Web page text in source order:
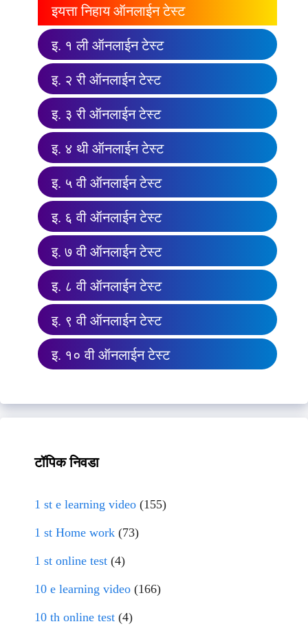
इयत्ता निहाय ऑनलाईन टेस्ट
इ. १ ली ऑनलाईन टेस्ट
इ. २ री ऑनलाईन टेस्ट
इ. ३ री ऑनलाईन टेस्ट
इ. ४ थी ऑनलाईन टेस्ट
इ. ५ वी ऑनलाईन टेस्ट
इ. ६ वी ऑनलाईन टेस्ट
इ. ७ वी ऑनलाईन टेस्ट
इ. ८ वी ऑनलाईन टेस्ट
इ. ९ वी ऑनलाईन टेस्ट
इ. १० वी ऑनलाईन टेस्ट
टॉपिक निवडा
1 st e learning video (155)
1 st Home work (73)
1 st online test (4)
10 e learning video (166)
10 th online test (4)